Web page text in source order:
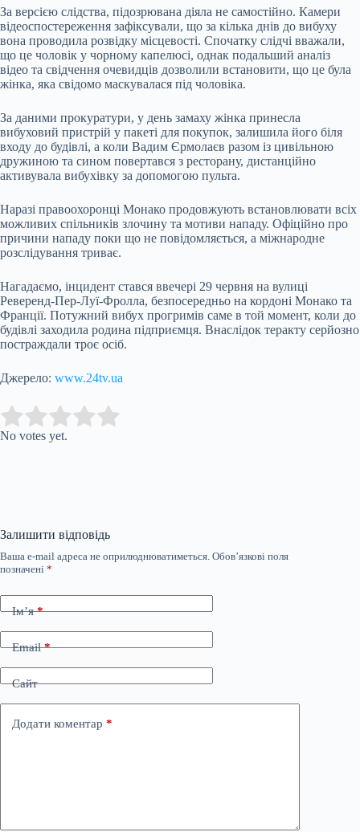
За версією слідства, підозрювана діяла не самостійно. Камери
відеоспостереження зафіксували, що за кілька днів до вибуху
вона проводила розвідку місцевості. Спочатку слідчі вважали,
що це чоловік у чорному капелюсі, однак подальший аналіз
відео та свідчення очевидців дозволили встановити, що це була
жінка, яка свідомо маскувалася під чоловіка.
За даними прокуратури, у день замаху жінка принесла
вибуховий пристрій у пакеті для покупок, залишила його біля
входу до будівлі, а коли Вадим Єрмолаєв разом із цивільною
дружиною та сином повертався з ресторану, дистанційно
активувала вибухівку за допомогою пульта.
Наразі правоохоронці Монако продовжують встановлювати всіх
можливих спільників злочину та мотиви нападу. Офіційно про
причини нападу поки що не повідомляється, а міжнародне
розслідування триває.
Нагадаємо, інцидент стався ввечері 29 червня на вулиці
Реверенд-Пер-Луї-Фролла, безпосередньо на кордоні Монако та
Франції. Потужний вибух прогримів саме в той момент, коли до
будівлі заходила родина підприємця. Внаслідок теракту серйозно
постраждали троє осіб.
Джерело: www.24tv.ua
Rate this item:
No votes yet.
Залишити відповідь
Ваша e-mail адреса не оприлюднюватиметься. Обов’язкові поля
позначені *
Ім’я*
Email*
Сайт
Додати коментар *